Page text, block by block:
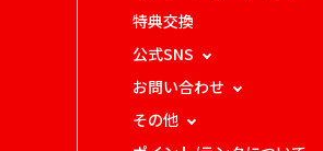
特典交換
公式SNS
お問い合わせ
その他